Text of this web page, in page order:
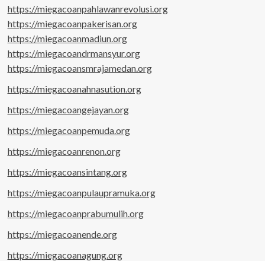
https://miegacoanpahlawanrevolusi.org
https://miegacoanpakerisan.org
https://miegacoanmadiun.org
https://miegacoandrmansyur.org
https://miegacoansmrajamedan.org
https://miegacoanahnasution.org
https://miegacoangejayan.org
https://miegacoanpemuda.org
https://miegacoanrenon.org
https://miegacoansintang.org
https://miegacoanpulaupramuka.org
https://miegacoanprabumulih.org
https://miegacoanende.org
https://miegacoanagung.org